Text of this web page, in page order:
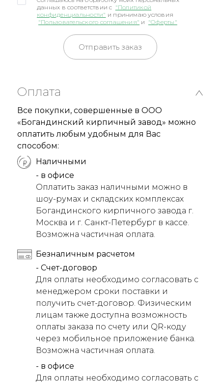
данных в соответствии с "Политикой
конфиденциальности" и принимаю условия
"Пользовательского соглашения" и "Оферты"
Отправить заказ
Оплата
Все покупки, совершенные в ООО
«Богандинский кирпичный завод» можно
оплатить любым удобным для Вас
способом:
Наличными
- в офисе
Оплатить заказ наличными можно в
шоу-румах и складских комплексах
Богандинского кирпичного завода г.
Москва и г. Санкт-Петербург в кассе.
Возможна частичная оплата.
Безналичным расчетом
- Счет-договор
Для оплаты необходимо согласовать с
менеджером сроки поставки и
получить счет-договор. Физическим
лицам также доступна возможность
оплаты заказа по счету или QR-коду
через мобильное приложение банка.
Возможна частичная оплата.
- в офисе
Для оплаты необходимо согласовать с